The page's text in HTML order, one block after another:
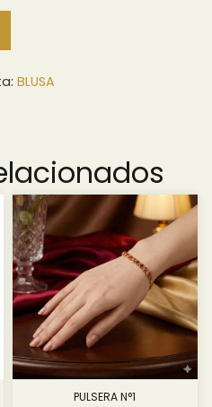
BLUSA
PULSERA N°1